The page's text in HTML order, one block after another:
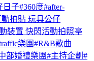
日子#360度#after-
拍貼 玩具公仔
裝置 快閃活動拍照亭
樂團#R&B歌曲
部婚禮樂團#主持企劃 #